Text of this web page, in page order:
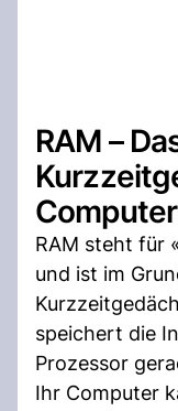
RAM –
RAM steht für
und ist im
speichert die
Prozessor
Ihr Computer